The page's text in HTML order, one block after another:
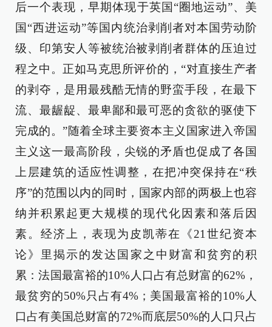
后一个表现，早期体现于英国“圈地运动”、美
国“西进运动”等国内统治剥削者对本国劳动阶
级、印第安人等被统治被剥削者群体的压迫过
程之中。正如马克思所评价的，“对直接生产者
的剥夺，是用最残酷无情的野蛮手段，在最下
流、最龌龊、最卑鄙和最可恶的贪欲的驱使下
完成的。”随着全球主要资本主义国家进入帝国
主义这一最高阶段，尖锐的矛盾也促成了各国
上层建筑的适应性调整，在把冲突保持在“秩
序”的范围以内的同时，国家内部的两极上也容
纳并积累起更大规模的现代化因素和落后因
素。经济上，表现为皮凯蒂在《21世纪资本
论》里揭示的发达国家之中财富和贫穷的积
累：法国最富裕的10%人口占有总财富的62%，
最贫穷的50%只占有4%；美国最富裕的10%人
口占有美国总财富的72%而底层50%的人口只占